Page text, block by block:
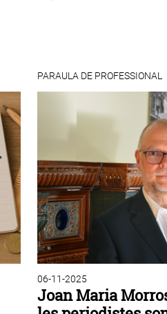
PARAULA DE PROFESSIONAL
06-11-2025
Joan Maria